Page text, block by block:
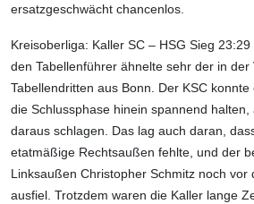
ersatzgeschwächt chancenlos.
Kreisoberliga: Kaller SC – HSG Sieg 23:29
den Tabellenführer ähnelte sehr der in der
Tabellendritten aus Bonn. Der KSC
die Schlussphase hinein spannend
daraus schlagen. Das lag auch daran,
etatmäßige Rechtsaußen fehlte, und der
Linksaußen Christopher Schmitz noch vor
ausfiel. Trotzdem waren die Kaller lange